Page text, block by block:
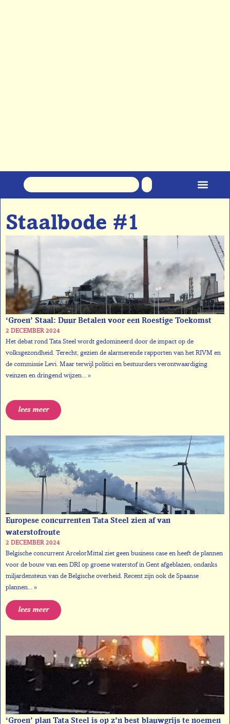
Staalbode #1
‘Groen’ Staal: Duur Betalen voor een Roestige Toekomst
2 DECEMBER 2024
Het debat rond Tata Steel wordt gedomineerd door de impact op de
volksgezondheid. Terecht, gezien de alarmerende rapporten van het RIVM en
de commissie Levi. Maar terwijl politici en bestuurders verontwaardiging
veinzen en dringend wijzen... »
lees meer
Europese concurrenten Tata Steel zien af van
waterstofroute
2 DECEMBER 2024
Belgische concurrent ArcelorMittal ziet geen business case en heeft de plannen
voor de bouw van een DRI op groene waterstof in Gent afgeblazen, ondanks
miljardensteun van de Belgische overheid. Recent zijn ook de Spaanse
plannen... »
lees meer
‘Groen’ plan Tata Steel is op z’n best blauwgrijs te noemen